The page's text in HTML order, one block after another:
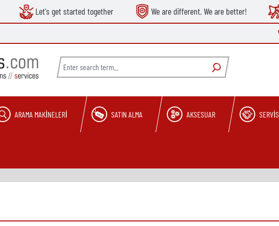
Let's get started together We are different. We are better!
ARAMA MAKINELERI SATIN ALMA AKSESUAR SERVIS